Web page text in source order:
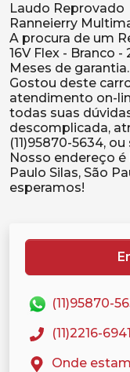
Laudo Reprovado
Ranneierry
A procura de um
16V Flex - Branco
Meses de
Gostou deste
atendimento on-
todas suas
descomplicada,
(11)95870-5634,
Nosso endereço é
Paulo Silas, São
(11)95870-
(11)2216-6941
Onde